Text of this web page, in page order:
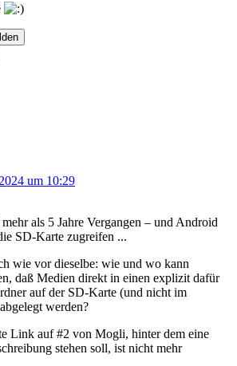
um 10:29
als 5 Jahre Vergangen – und Android
SD-Karte zugreifen ...
wie vor dieselbe: wie und wo kann
daß Medien direkt in einen explizit dafür
auf der SD-Karte (und nicht im
werden?
Link auf #2 von Mogli, hinter dem eine
stehen soll, ist nicht mehr